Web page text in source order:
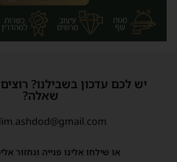
יש לכם עדכון בשבילנו?
שאלה?
או שילחו אלינו פנייה ונחזור